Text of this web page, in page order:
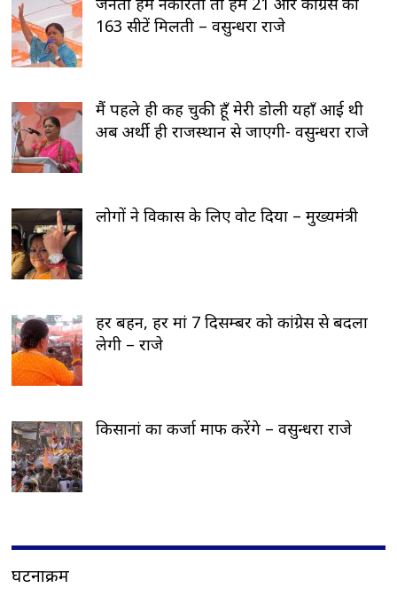
163 सीटें मिलती – वसुन्धरा राजे
मैं पहले ही कह चुकी हूँ मेरी डोली यहाँ आई थी
अब अर्थी ही राजस्थान से जाएगी- वसुन्धरा राजे
लोगों ने विकास के लिए वोट दिया – मुख्यमंत्री
हर बहन, हर मां 7 दिसम्बर को कांग्रेस से बदला
लेगी – राजे
किसानां का कर्जा माफ करेंगे – वसुन्धरा राजे
घटनाक्रम